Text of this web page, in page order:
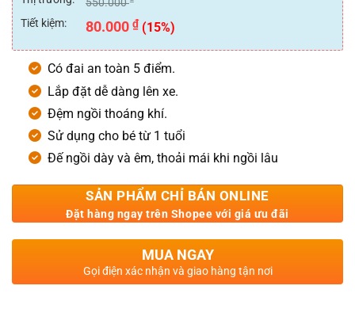
5
sao
550.000
Tiết kiệm: 80.000 ₫ (15%)
Có đai an toàn 5 điểm.
Lắp đặt dễ dàng lên xe.
Đệm ngồi thoáng khí.
Sử dụng cho bé từ 1 tuổi
Đế ngồi dày và êm, thoải mái khi ngồi lâu
SẢN PHẨM CHỈ BÁN ONLINE
Đặt hàng ngay trên Shopee với giá ưu đãi
MUA NGAY
Gọi điện xác nhận và giao hàng tận nơi